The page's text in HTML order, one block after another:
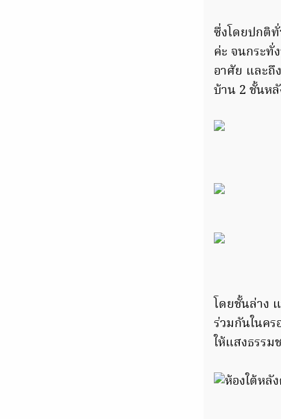
ซึ่งโดยปกติทั่
ค่ะ จนกระทั่
อาศัย และถึ
บ้าน 2 ชั้นห
โดยชั้นล่าง
ร่วมกันในค
ให้แสงธรร